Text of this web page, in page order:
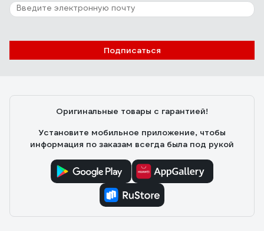
Подписаться
Оригинальные товары с гарантией!
Установите мобильное приложение, чтобы
информация по заказам всегда была под рукой